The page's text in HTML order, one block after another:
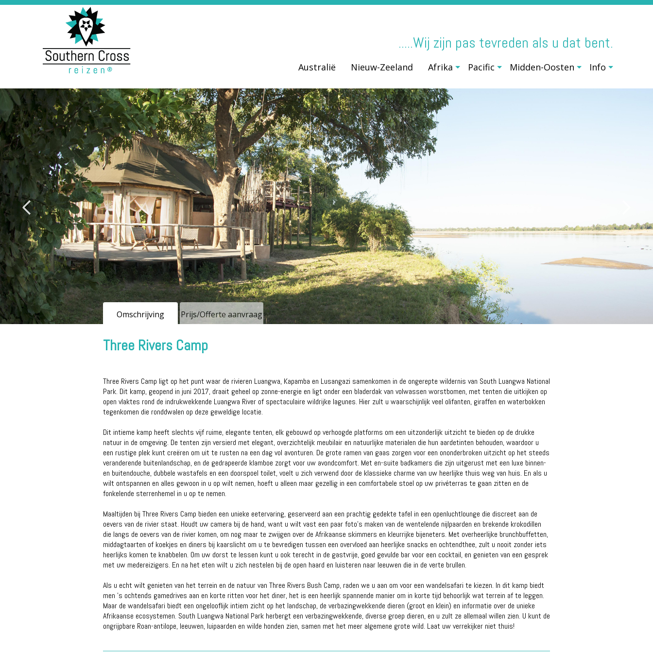
.....Wij zijn pas tevreden als u dat bent.
Australië Nieuw-Zeeland Afrika Pacific Midden-Oosten Info
Omschrijving Prijs/Offerte aanvraag
Three Rivers Camp
Three Rivers Camp ligt op het punt waar de rivieren Luangwa, Kapamba en Lusangazi samenkomen in de ongerepte wildernis van South Luangwa National
Park. Dit kamp, geopend in juni 2017, draait geheel op zonne-energie en ligt onder een bladerdak van volwassen worstbomen, met tenten die uitkijken op
open vlaktes rond de indrukwekkende Luangwa River of spectaculaire wildrijke lagunes. Hier zult u waarschijnlijk veel olifanten, giraffen en waterbokken
tegenkomen die ronddwalen op deze geweldige locatie.
Dit intieme kamp heeft slechts vijf ruime, elegante tenten, elk gebouwd op verhoogde platforms om een ​​uitzonderlijk uitzicht te bieden op de drukke
natuur in de omgeving. De tenten zijn versierd met elegant, overzichtelijk meubilair en natuurlijke materialen die hun aardetinten behouden, waardoor u
een rustige plek kunt creëren om uit te rusten na een dag vol avonturen. De grote ramen van gaas zorgen voor een ononderbroken uitzicht op het steeds
veranderende buitenlandschap, en de gedrapeerde klamboe zorgt voor uw avondcomfort. Met en-suite badkamers die zijn uitgerust met een luxe binnen-
en buitendouche, dubbele wastafels en een doorspoel toilet, voelt u zich verwend door de klassieke charme van uw heerlijke thuis weg van huis. En als u
wilt ontspannen en alles gewoon in u op wilt nemen, hoeft u alleen maar gezellig in een comfortabele stoel op uw privéterras te gaan zitten en de
fonkelende sterrenhemel in u op te nemen.
Maaltijden bij Three Rivers Camp bieden een unieke eetervaring, geserveerd aan een prachtig gedekte tafel in een openluchtlounge die discreet aan de
oevers van de rivier staat. Houdt uw camera bij de hand, want u wilt vast een paar foto's maken van de wentelende nijlpaarden en brekende krokodillen
die langs de oevers van de rivier komen, om nog maar te zwijgen over de Afrikaanse skimmers en kleurrijke bijeneters. Met overheerlijke brunchbuffetten,
middagtaarten of koekjes en diners bij kaarslicht om u te bevredigen tussen een overvloed aan heerlijke snacks en ochtendthee, zult u nooit zonder iets
heerlijks komen te knabbelen. Om uw dorst te lessen kunt u ook terecht in de gastvrije, goed gevulde bar voor een cocktail, en genieten van een gesprek
met uw medereizigers. En na het eten wilt u zich nestelen bij de open haard en luisteren naar leeuwen die in de verte brullen.
Als u echt wilt genieten van het terrein en de natuur van Three Rivers Bush Camp, raden we u aan om voor een wandelsafari te kiezen. In dit kamp biedt
men 's ochtends gamedrives aan en korte ritten voor het diner, het is een heerlijk spannende manier om in korte tijd behoorlijk wat terrein af te leggen.
Maar de wandelsafari biedt een ongelooflijk intiem zicht op het landschap, de verbazingwekkende dieren (groot en klein) en informatie over de unieke
Afrikaanse ecosystemen. South Luangwa National Park herbergt een verbazingwekkende, diverse groep dieren, en u zult ze allemaal willen zien. U kunt de
ongrijpbare Roan-antilope, leeuwen, luipaarden en wilde honden zien, samen met het meer algemene grote wild. Laat uw verrekijker niet thuis!